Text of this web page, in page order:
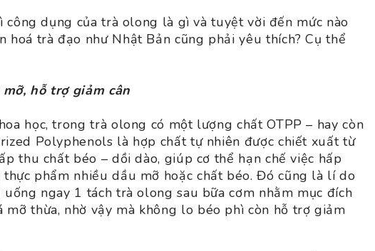
công dụng của trà olong là gì và tuyệt vời đến mức nào
hoá trà đạo như Nhật Bản cũng phải yêu thích? Cụ thể
hỗ trợ giảm cân
học, trong trà olong có một lượng chất OTPP – hay còn
Polyphenols là hợp chất tự nhiên được chiết xuất từ
thu chất béo – dồi dào, giúp cơ thể hạn chế việc hấp
phẩm nhiều dầu mỡ hoặc chất béo. Đó cũng là lí do
ngay 1 tách trà olong sau bữa cơm nhằm mục đích
mỡ thừa, nhờ vậy mà không lo béo phì còn hỗ trợ giảm